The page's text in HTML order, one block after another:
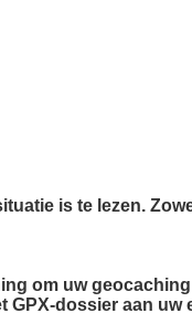
is te lezen.
om uw
dossier aan uw